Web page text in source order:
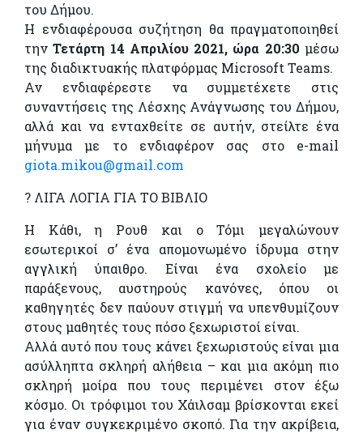
του Δήμου.
Η ενδιαφέρουσα συζήτηση θα πραγματοποιηθεί
την Τετάρτη 14 Απριλίου 2021, ώρα 20:30 μέσω
της διαδικτυακής πλατφόρμας Microsoft Teams.
Αν ενδιαφέρεστε να συμμετέχετε στις
συναντήσεις της Λέσχης Ανάγνωσης του Δήμου,
αλλά και να ενταχθείτε σε αυτήν, στείλτε ένα
μήνυμα με το ενδιαφέρον σας στο e-mail
giota.mikou@gmail.com
? ΛΙΓΑ ΛΟΓΙΑ ΓΙΑ ΤΟ ΒΙΒΛΙΟ
Η Κάθι, η Ρουθ και ο Τόμι μεγαλώνουν
εσωτερικοί σ’ ένα απομονωμένο ίδρυμα στην
αγγλική ύπαιθρο. Είναι ένα σχολείο με
παράξενους, αυστηρούς κανόνες, όπου οι
καθηγητές δεν παύουν στιγμή να υπενθυμίζουν
στους μαθητές τους πόσο ξεχωριστοί είναι.
Αλλά αυτό που τους κάνει ξεχωριστούς είναι μια
ασύλληπτα σκληρή αλήθεια – και μια ακόμη πιο
σκληρή μοίρα που τους περιμένει στον έξω
κόσμο. Οι τρόφιμοι του Χάιλσαμ βρίσκονται εκεί
για έναν συγκεκριμένο σκοπό. Για την ακρίβεια,